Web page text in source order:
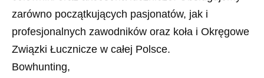
zarówno początkujących pasjonatów, jak i
profesjonalnych zawodników oraz koła i Okręgowe
Związki Łucznicze w całej Polsce.
Bowhunting,